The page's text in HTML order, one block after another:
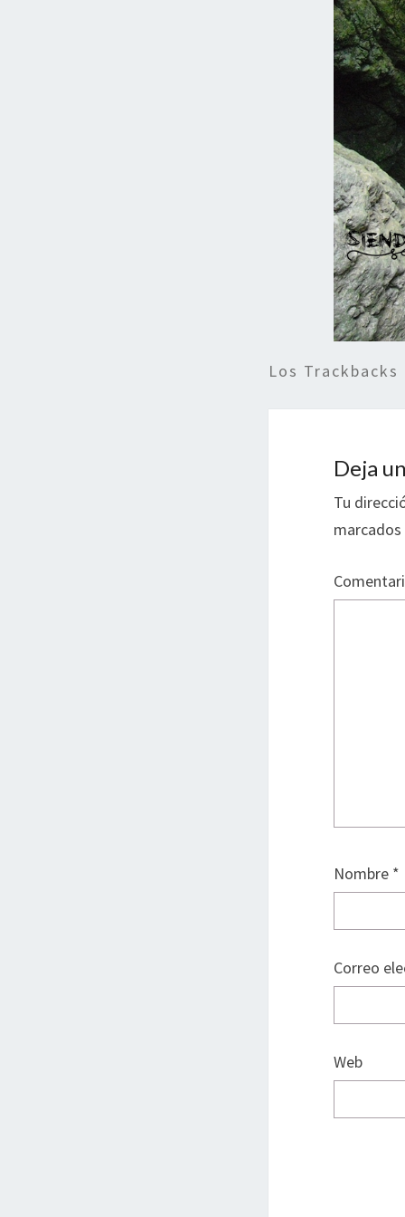
Los
Deja
Tu
Nombre *
Correo
Web